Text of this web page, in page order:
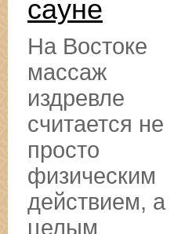
сауне
На Востоке
массаж
издревле
считается не
просто
физическим
действием, а
целым